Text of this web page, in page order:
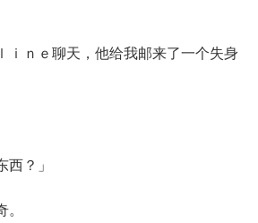
ｎｅ聊天，他给我邮来了一个失身
？」